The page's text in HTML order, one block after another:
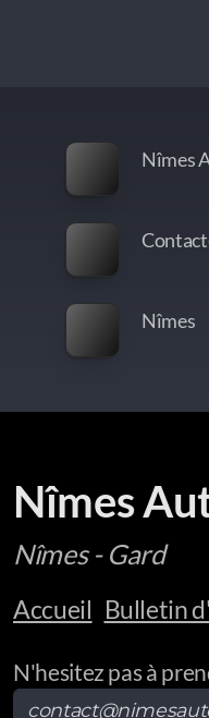
Nîmes
Nîmes
Nîmes
Nîmes - Gard
Accueil Bulletin
N'hesitez pas à